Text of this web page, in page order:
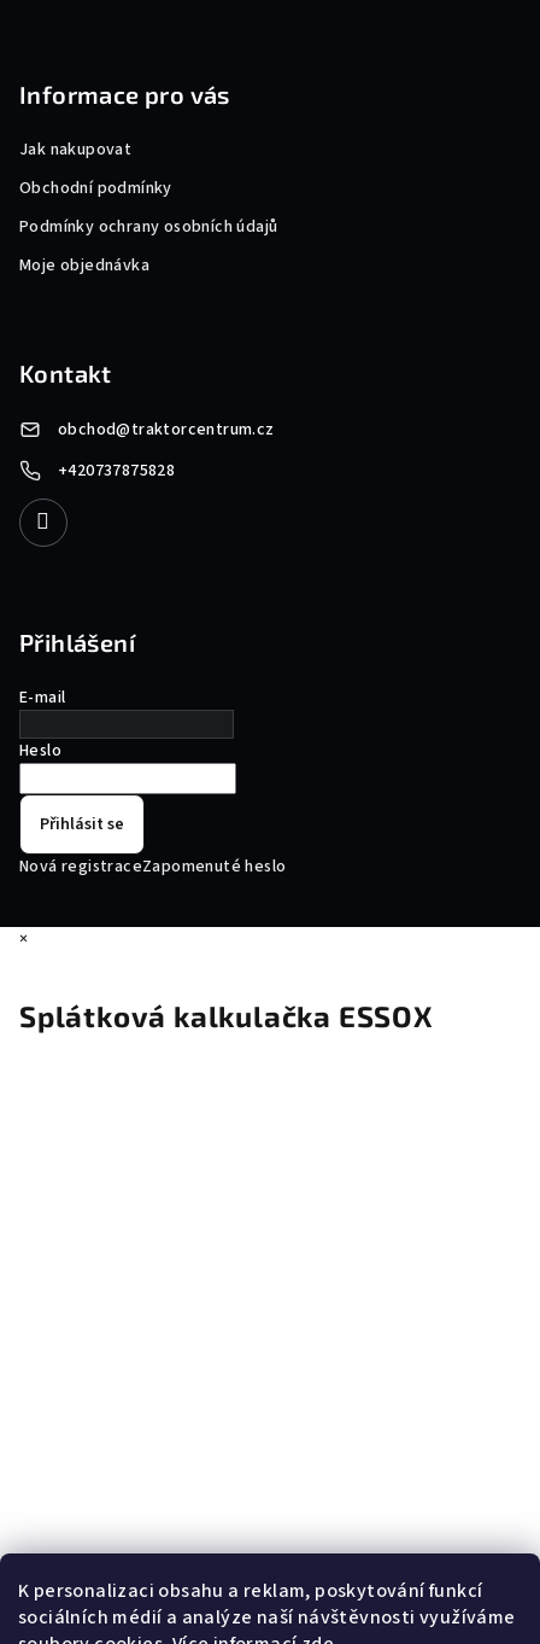
K personalizaci obsahu a reklam, poskytování funkcí
sociálních médií a analýze naší návštěvnosti využíváme
Informace pro vás
Jak nakupovat
Obchodní podmínky
Podmínky ochrany osobních údajů
Moje objednávka
Kontakt
obchod@traktorcentrum.cz
+420737875828
Přihlášení
E-mail
Heslo
Přihlásit se
Nová registraceZapomenuté heslo
×
Splátková kalkulačka ESSOX